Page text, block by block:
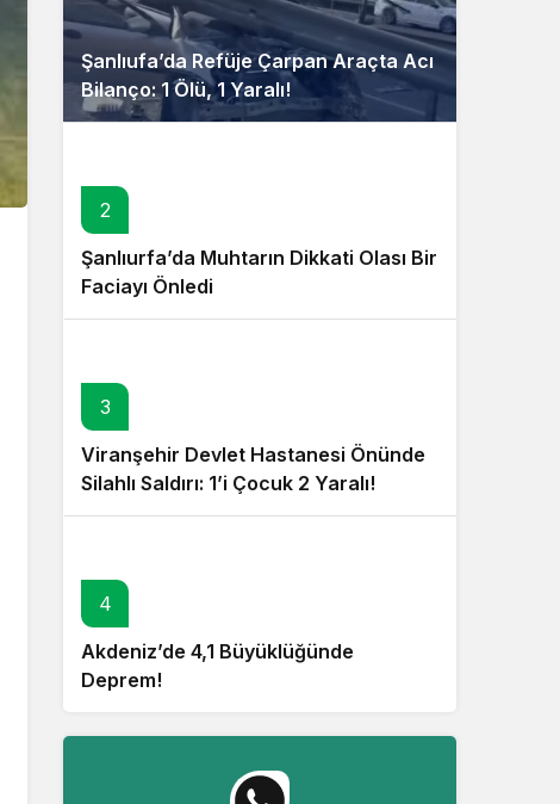
Şanlıufa’da Refüje Çarpan Araçta Acı
Bilanço: 1 Ölü, 1 Yaralı!
2
Şanlıurfa’da Muhtarın Dikkati Olası Bir
Faciayı Önledi
3
Viranşehir Devlet Hastanesi Önünde
Silahlı Saldırı: 1’i Çocuk 2 Yaralı!
4
Akdeniz’de 4,1 Büyüklüğünde
Deprem!